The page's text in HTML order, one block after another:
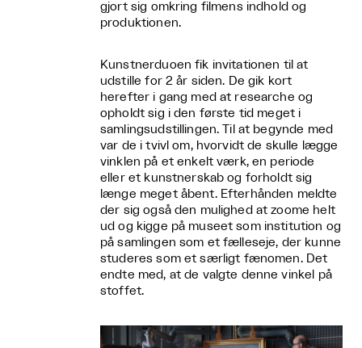
gjort sig omkring filmens indhold og
produktionen.
Kunstnerduoen fik invitationen til at
udstille for 2 år siden. De gik kort
herefter i gang med at researche og
opholdt sig i den første tid meget i
samlingsudstillingen. Til at begynde med
var de i tvivl om, hvorvidt de skulle lægge
vinklen på et enkelt værk, en periode
eller et kunstnerskab og forholdt sig
længe meget åbent. Efterhånden meldte
der sig også den mulighed at zoome helt
ud og kigge på museet som institution og
på samlingen som et fælleseje, der kunne
studeres som et særligt fænomen. Det
endte med, at de valgte denne vinkel på
stoffet.